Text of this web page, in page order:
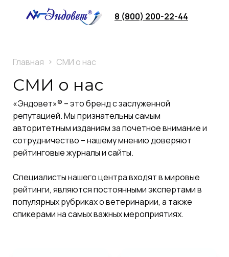
8 (800) 200-22-44
Главная СМИ о нас
СМИ о нас
«Эндовет»® – это бренд с заслуженной
репутацией. Мы признательны самым
авторитетным изданиям за почетное внимание и
сотрудничество – нашему мнению доверяют
рейтинговые журналы и сайты.
Специалисты нашего центра входят в мировые
рейтинги, являются постоянными экспертами в
популярных рубриках о ветеринарии, а также
спикерами на самых важных мероприятиях.